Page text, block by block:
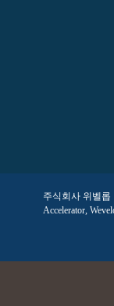
주식회사 위벨롭
Accelerator,